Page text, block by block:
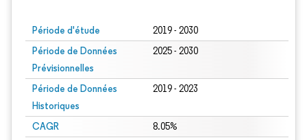
Période d'étude 2019 - 2030
Période de Données
Prévisionnelles
2025 - 2030
Période de Données
Historiques
2019 - 2023
CAGR 8.05%